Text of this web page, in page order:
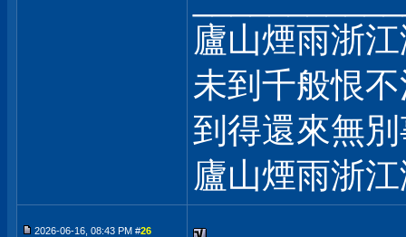
廬山煙雨浙
未到千般恨
到得還來無
廬山煙雨浙
2026-06-16, 08:43 PM #26